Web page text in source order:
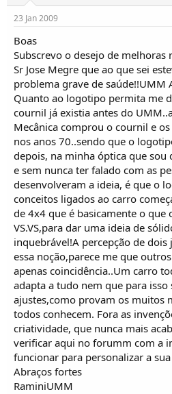
23 Jan 2009
Boas
Subscrevo o desejo de melhoras
Sr Jose Megre que ao que sei
problema grave de saúde!!UMM
Quanto ao logotipo permita me
cournil já existia antes do
Mecânica comprou o cournil e
nos anos 70..sendo que o
depois, na minha óptica que sou
e sem nunca ter falado com as
desenvolveram a ideia, é que o
conceitos ligados ao carro
de 4x4 que é basicamente o que
VS.VS,para dar uma ideia de
inquebrável!A percepção de
essa noção,parece me que
apenas coincidência..Um carro
adapta a tudo nem que para isso
ajustes,como provam os muitos
todos conhecem. Fora as
criatividade, que nunca mais
verificar aqui no forumm com a
funcionar para personalizar a
Abraços fortes
RaminiUMM